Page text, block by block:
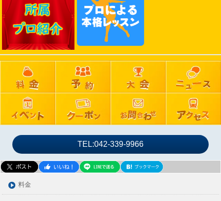
2024年12月
2024年11月
2024年10月
2024年09月
2024年08月
2024年07月
2024年06月
2024年05月
2024年04月
2024年03月
2024年02月
2024年01月
2023年12月
2023年11月
TEL:042-339-9966
料金